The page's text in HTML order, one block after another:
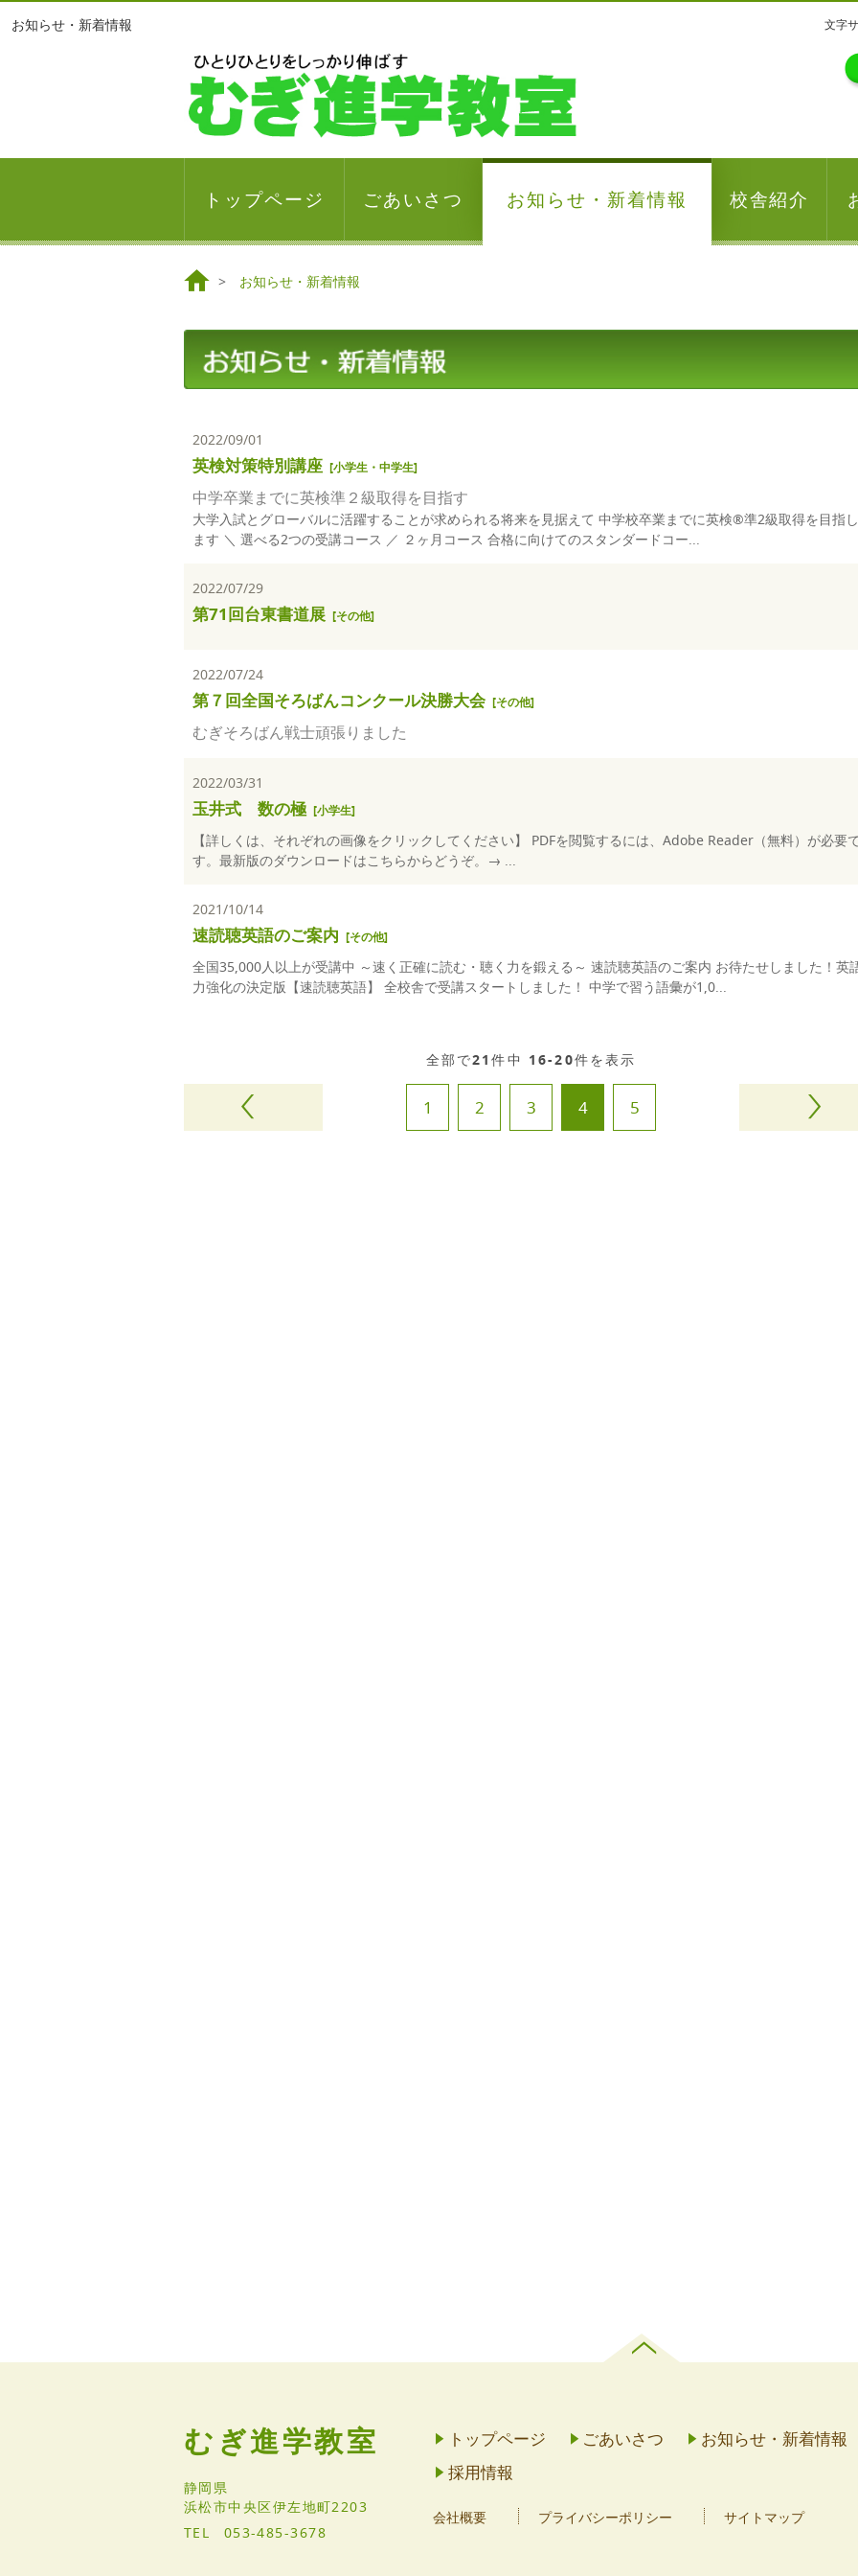
お知らせ・新着情報 文字
トップページ ごあいさつ お知らせ・新着情報 校舎紹介
お知らせ・新着情報
2022/09/01
英検対策特別講座 [小学生・中学生]
中学卒業までに英検準２級取得を目指す
大学入試とグローバルに活躍することが求められる将来を見据えて 中学校卒業までに英検®準2級取得を目指し
ます ＼ 選べる2つの受講コース ／ ２ヶ月コース 合格に向けてのスタンダードコー...
2022/07/29
第71回台東書道展 [その他]
2022/07/24
第７回全国そろばんコンクール決勝大会 [その他]
むぎそろばん戦士頑張りました
2022/03/31
玉井式 数の極 [小学生]
【詳しくは、それぞれの画像をクリックしてください】 PDFを閲覧するには、Adobe Reader（無料）が必要
す。最新版のダウンロードはこちらからどうぞ。→ ...
2021/10/14
速読聴英語のご案内 [その他]
全国35,000人以上が受講中 ～速く正確に読む・聴く力を鍛える～ 速読聴英語のご案内 お待たせしました！英
力強化の決定版【速読聴英語】 全校舎で受講スタートしました！ 中学で習う語彙が1,0...
全部で21件中 16-20件を表示
1 2 3 4 5
むぎ進学教室
静岡県
浜松市中央区伊左地町2203
TEL
053-485-3678
トップページ ごあいさつ
お知らせ・新着情報
採用情報
会社概要 プライバシーポリシー サイトマップ